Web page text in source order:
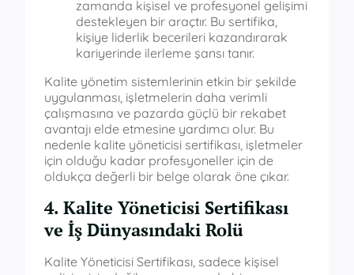
zamanda kişisel ve profesyonel gelişimi
destekleyen bir araçtır. Bu sertifika,
kişiye liderlik becerileri kazandırarak
kariyerinde ilerleme şansı tanır.
Kalite yönetim sistemlerinin etkin bir şekilde
uygulanması, işletmelerin daha verimli
çalışmasına ve pazarda güçlü bir rekabet
avantajı elde etmesine yardımcı olur. Bu
nedenle kalite yöneticisi sertifikası, işletmeler
için olduğu kadar profesyoneller için de
oldukça değerli bir belge olarak öne çıkar.
4. Kalite Yöneticisi Sertifikası
ve İş Dünyasındaki Rolü
Kalite Yöneticisi Sertifikası, sadece kişisel